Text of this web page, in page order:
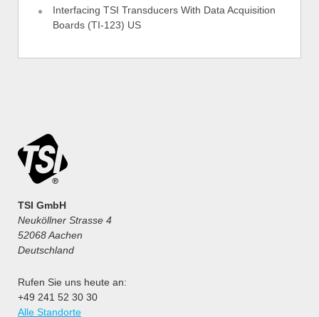
Interfacing TSI Transducers With Data Acquisition
Boards (TI-123) US
TSI GmbH
Neuköllner Strasse 4
52068 Aachen
Deutschland
Rufen Sie uns heute an:
+49 241 52 30 30
Alle Standorte